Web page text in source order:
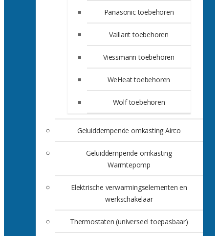
Panasonic toebehoren
Vaillant toebehoren
Viessmann toebehoren
WeHeat toebehoren
Wolf toebehoren
Geluiddempende omkasting Airco
Geluiddempende omkasting
Warmtepomp
Elektrische verwarmingselementen en
werkschakelaar
Thermostaten (universeel toepasbaar)